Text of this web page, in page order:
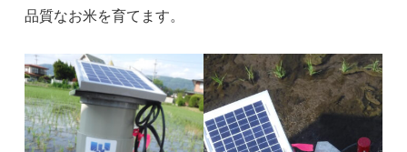
品質なお米を育てます。